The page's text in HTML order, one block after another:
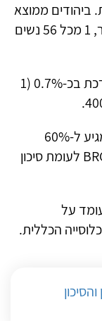
ביהודים ממוצא
אתיופי השכיחות עומדת על כ-2%, כלומר, 1 מכל 56 נשים
באוכלוסיות יהודיות אחרות השכיחות מוערכת בכ-0.7% (1
הסיכון לחלות בסרטן שד במהלך החיים מגיע ל-60%
לעומת סיכון
לחלות בסרטן השחלה עד גיל 70 עומד על